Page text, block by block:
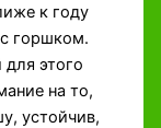
к году
горшком.
этого
на то,
устойчив,